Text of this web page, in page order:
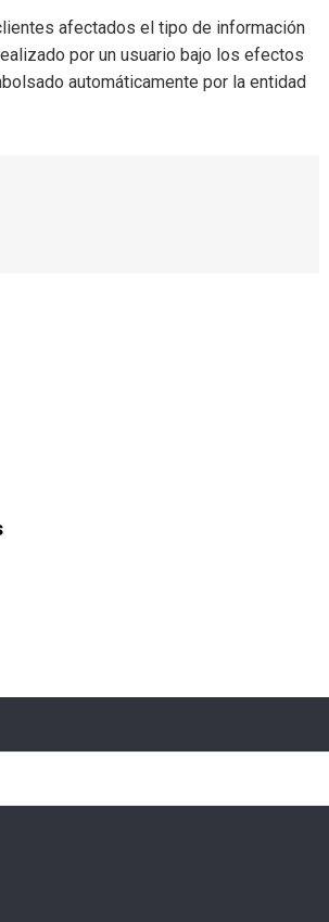
afectados el tipo de información
por un usuario bajo los efectos
automáticamente por la entidad